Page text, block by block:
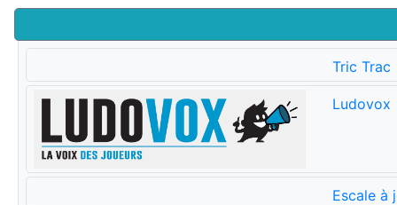
Tric Trac
Ludovox
Escale à